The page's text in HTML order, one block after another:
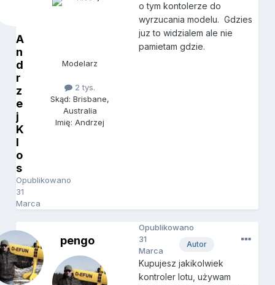
A
n
d
r
z
e
j
K
l
o
s
Opublikowano
31
Marca
Modelarz
2 tys.
Skąd: Brisbane,
Australia
Imię: Andrzej
o tym kontolerze do
wyrzucania modelu. Gdzies
juz to widzialem ale nie
pamietam gdzie.
pengo Autor
Opublikowano
31
Marca
Kupujesz jakikolwiek
kontroler lotu, używam